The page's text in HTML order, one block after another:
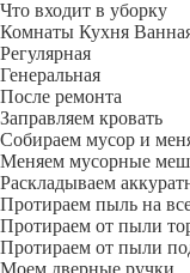
Что входит в уборку
Регу­лярная
Гене­ральная
После ремонта
Заправляем кровать
Собираем мусор и
Меняем мусорные
Раскладываем
Протираем пыль на
Протираем от пыли
Протираем от пыли
Моем дверные ручки